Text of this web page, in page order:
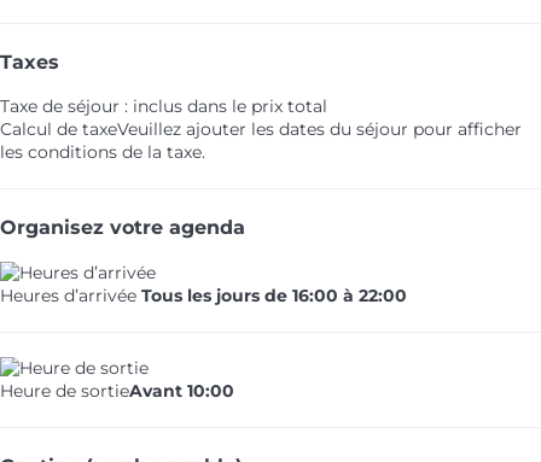
Taxes
Taxe de séjour : inclus dans le prix total
Calcul de taxeVeuillez ajouter les dates du séjour pour afficher
les conditions de la taxe.
Organisez votre agenda
Heures d’arrivée Tous les jours de 16:00 à 22:00
Heure de sortieAvant 10:00